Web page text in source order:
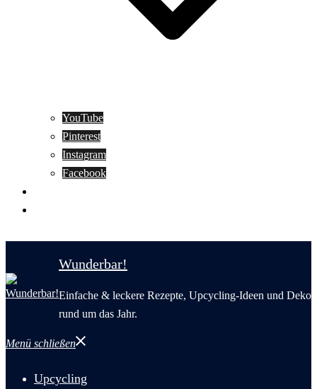
YouTube
Pinterest
Instagram
Facebook
Wunderbar!
Einfache & leckere Rezepte, Upcycling-Ideen und Deko
rund um das Jahr.
Menü schließen
Upcycling